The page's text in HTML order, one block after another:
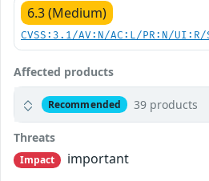
6.3 (Medium)
CVSS:3.1/AV:N/AC:L/PR:N/
Affected products
Recommended 39 products
Threats
Impact
important